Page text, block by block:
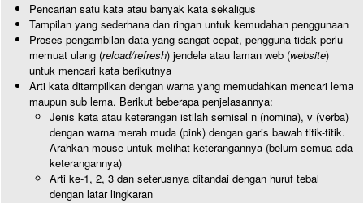
Pencarian satu kata atau banyak kata sekaligus
Tampilan yang sederhana dan ringan untuk kemudahan penggunaan
Proses pengambilan data yang sangat cepat, pengguna tidak perlu
memuat ulang (reload/refresh) jendela atau laman web (website)
untuk mencari kata berikutnya
Arti kata ditampilkan dengan warna yang memudahkan mencari lema
maupun sub lema. Berikut beberapa penjelasannya:
Jenis kata atau keterangan istilah semisal n (nomina), v (verba)
dengan warna merah muda (pink) dengan garis bawah titik-titik.
Arahkan mouse untuk melihat keterangannya (belum semua ada
keterangannya)
Arti ke-1, 2, 3 dan seterusnya ditandai dengan huruf tebal
dengan latar lingkaran